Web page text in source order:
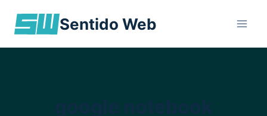
Sentido Web